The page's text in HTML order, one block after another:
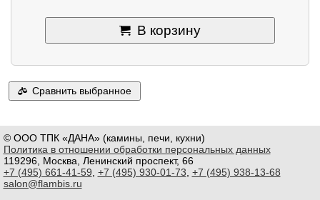
В корзину
Сравнить выбранное
© ООО ТПК «ДАНА» (камины, печи, кухни)
Политика в отношении обработки персональных данных
119296, Москва, Ленинский проспект, 66
+7 (495) 661-41-59 +7 (495) 930-01-73 +7 (495) 938-13-68
salon@flambis.ru